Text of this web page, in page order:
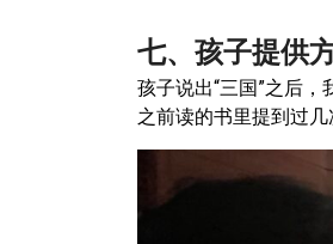
七、孩子提供
孩子说出“三国”之后，
之前读的书里提到过